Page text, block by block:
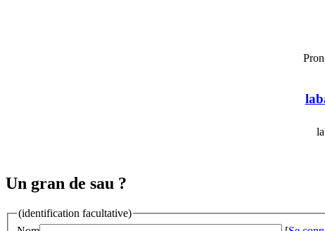
Un gran de sau ?
(identification facultative)